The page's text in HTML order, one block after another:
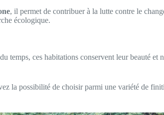
, il permet de contribuer à la lutte contre le
écologique.
temps, ces habitations conservent leur beauté et
la possibilité de choisir parmi une variété de